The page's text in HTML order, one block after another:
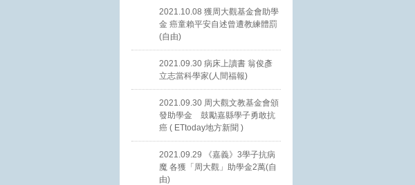
2021.10.08 獲周大觀基金會助學
金 癌童賴平安自述曾遭教練體罰
(自由)
2021.09.30 病床上讀書 翁俊彥
立志當科學家(人間福報)
2021.09.30 周大觀文教基金會頒
發助學金 鼓勵嘉縣學子勇敢抗
癌 ( ETtoday地方新聞 )
2021.09.29 《嘉義》3學子抗病
魔 各獲「周大觀」助學金2萬(自
由)